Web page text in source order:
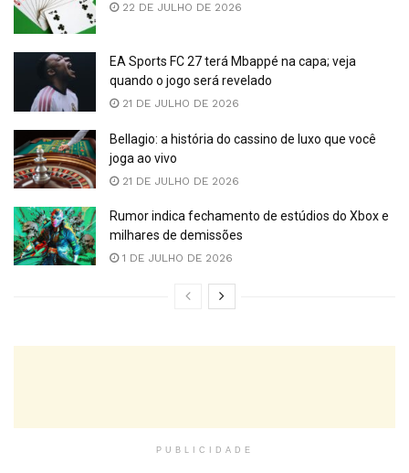
22 DE JULHO DE 2026
EA Sports FC 27 terá Mbappé na capa; veja
quando o jogo será revelado
21 DE JULHO DE 2026
Bellagio: a história do cassino de luxo que você
joga ao vivo
21 DE JULHO DE 2026
Rumor indica fechamento de estúdios do Xbox e
milhares de demissões
1 DE JULHO DE 2026
PUBLICIDADE